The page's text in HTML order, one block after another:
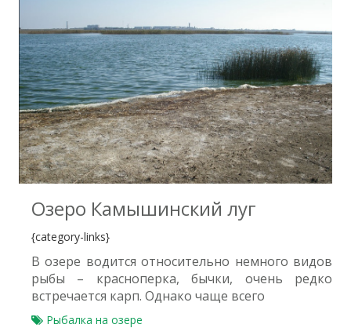
0
Озеро Камышинский луг
{category-links}
В озере водится относительно немного видов
рыбы – красноперка, бычки, очень редко
встречается карп. Однако чаще всего
Рыбалка на озере